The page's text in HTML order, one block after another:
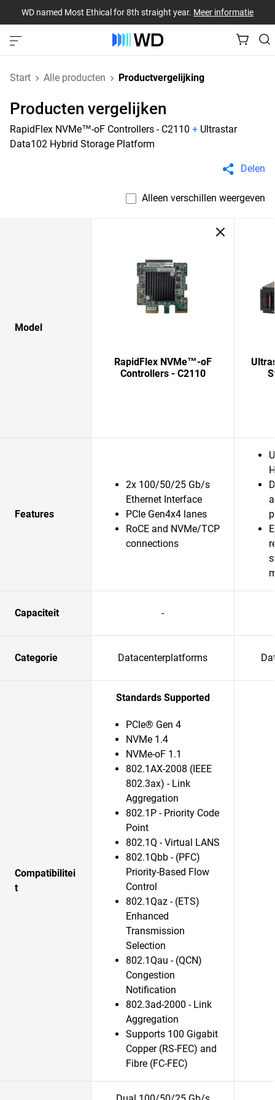
WD named Most Ethical for 8th straight year. Meer informatie
Start Alle producten Productvergelijking
Producten vergelijken
RapidFlex NVMe™-oF Controllers - C2110 + Ultrastar
Data102 Hybrid Storage Platform
Delen
Alleen verschillen weergeven
Model
RapidFlex NVMe™-oF
Controllers - C2110
Features
2x 100/50/25 Gb/s
Ethernet Interface
PCIe Gen4x4 lanes
RoCE and NVMe/TCP
connections
Capaciteit -
Categorie Datacenterplatforms
Compatibilitei
t
Standards Supported
PCle® Gen 4
NVMe 1.4
NVMe-oF 1.1
802.1AX-2008 (IEEE
802.3ax) - Link
Aggregation
802.1P - Priority Code
Point
802.1Q - Virtual LANS
802.1Qbb - (PFC)
Priority-Based Flow
Control
802.1Qaz - (ETS)
Enhanced
Transmission
Selection
802.1Qau - (QCN)
Congestion
Notification
802.3ad-2000 - Link
Aggregation
Supports 100 Gigabit
Copper (RS-FEC) and
Fibre (FC-FEC)